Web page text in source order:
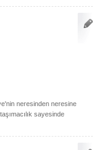
neresinden neresine
sayesinde